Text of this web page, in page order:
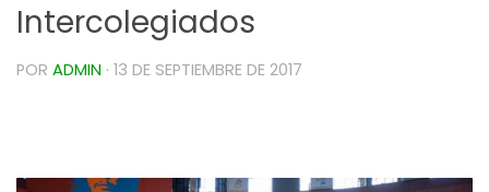
Intercolegiados
POR ADMIN · 13 DE SEPTIEMBRE DE 2017